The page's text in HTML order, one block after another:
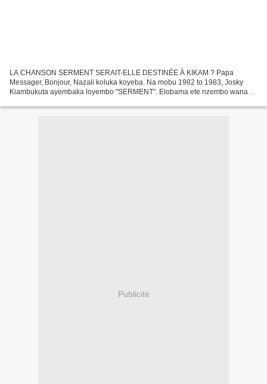
LA CHANSON SERMENT SERAIT-ELLE DESTINÉE À KIKAM ? Papa
Messager, Bonjour, Nazali koluka koyeba. Na mobu 1982 to 1983, Josky
Kiambukuta ayembaka loyembo "SERMENT". Elobama ete nzembo wana
Publicité